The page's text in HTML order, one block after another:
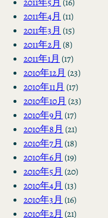
2011年4月 (11)
2011年3月 (15)
2011年2月 (8)
2011年1月 (17)
2010年12月 (23)
2010年11月 (17)
2010年10月 (23)
2010年9月 (17)
2010年8月 (21)
2010年7月 (18)
2010年6月 (19)
2010年5月 (20)
2010年4月 (13)
2010年3月 (16)
2010年2月 (21)